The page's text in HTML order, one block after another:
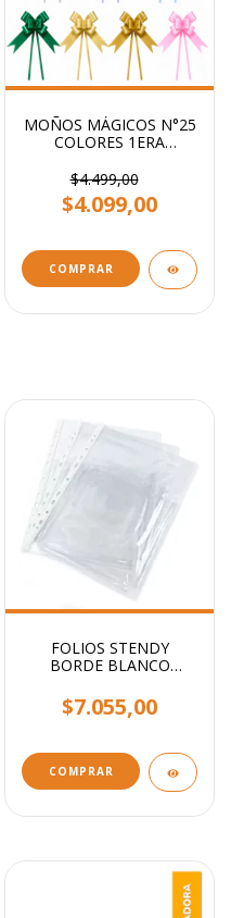
MOÑOS MÁGICOS N°25
COLORES 1ERA
STENDY PACK X 100
UNI
$4.499,00
$4.099,00
COMPRAR
FOLIOS STENDY
BORDE BLANCO
UNIDADES
$7.055,00
COMPRAR